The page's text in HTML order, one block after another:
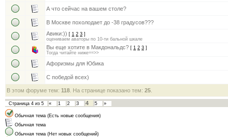
А что сейчас на вашем столе?
В Москве похолодает до -38 градусов???
Авики:)) [ 1 2 3 ]
оцениваем аваторы по 10-ти бальной шкале
Вы еще хотите в Макдональдс? [ 1 2 3 ]
Тогда читайте ниже==>>
Афоризмы для Юбика
С победой всех)
В этом форуме тем: 118 . На странице показано тем: 25
Страница 4 из 5 « 1 2 3 4 5 »
Обычная тема (Есть новые сообщения)
Обычная тема
Обычная тема (Нет новых сообщений)